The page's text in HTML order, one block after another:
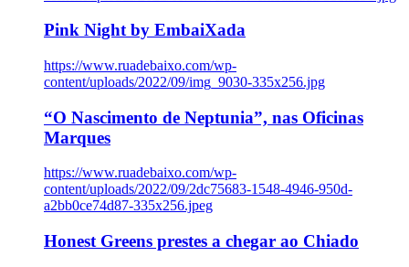
Pink Night by EmbaiXada
https://www.ruadebaixo.com/wp-
content/uploads/2022/09/img_9030-335x256.jpg
“O Nascimento de Neptunia”, nas Oficinas
Marques
https://www.ruadebaixo.com/wp-
content/uploads/2022/09/2dc75683-1548-4946-950d-
a2bb0ce74d87-335x256.jpeg
Honest Greens prestes a chegar ao Chiado